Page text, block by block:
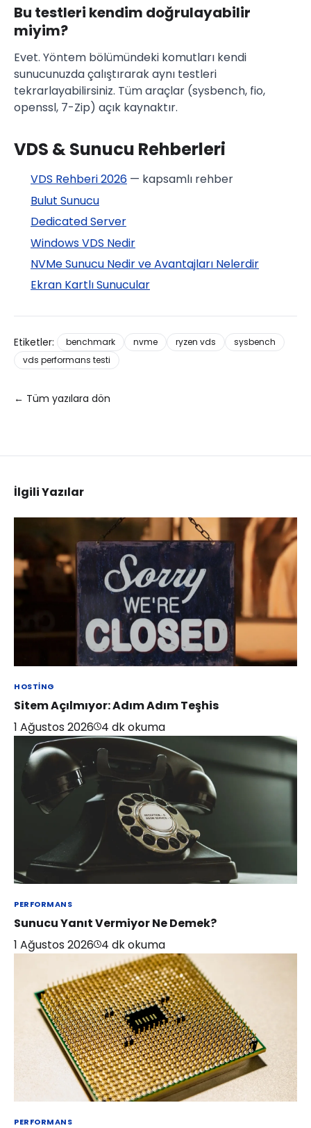
Bu testleri kendim doğrulayabilir
miyim?
Evet. Yöntem bölümündeki komutları kendi
sunucunuzda çalıştırarak aynı testleri
tekrarlayabilirsiniz. Tüm araçlar (sysbench, fio,
openssl, 7-Zip) açık kaynaktır.
VDS & Sunucu Rehberleri
VDS Rehberi 2026 — kapsamlı rehber
Bulut Sunucu
Dedicated Server
Windows VDS Nedir
NVMe Sunucu Nedir ve Avantajları Nelerdir
Ekran Kartlı Sunucular
Etiketler: benchmark nvme ryzen vds
sysbench
vds performans testi
← Tüm yazılara dön
İlgili Yazılar
HOSTING
Sitem Açılmıyor: Adım Adım Teşhis
1 Ağustos 2026 4 dk okuma
PERFORMANS
Sunucu Yanıt Vermiyor Ne Demek?
1 Ağustos 2026 4 dk okuma
PERFORMANS